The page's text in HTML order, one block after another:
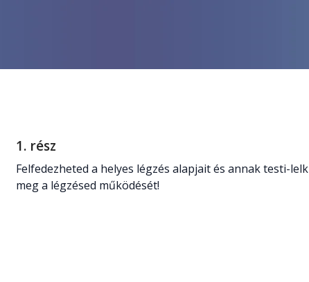
1. rész
Felfedezheted a helyes légzés alapjait és annak testi-
meg a légzésed működését!